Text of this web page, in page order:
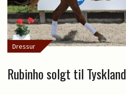
Dressur
Rubinho solgt til Tyskland